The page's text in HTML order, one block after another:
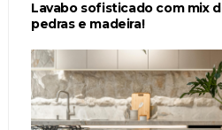
Lavabo sofisticado com mix
pedras e madeira!